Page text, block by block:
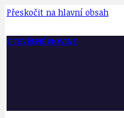
Přeskočit na hlavní obsah
OTEVŘENÉ NOVINY